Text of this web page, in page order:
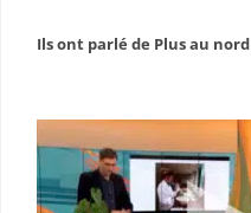
Ils ont parlé de Plus au nord